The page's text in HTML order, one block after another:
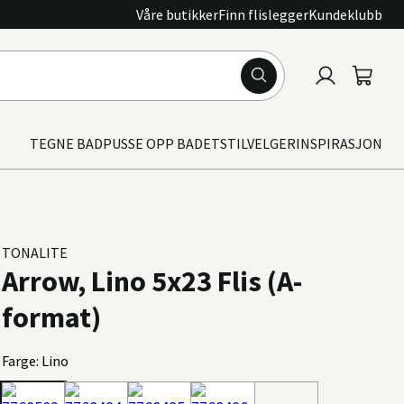
Våre butikkerFinn flisleggerKundeklubb
TEGNE BADPUSSE OPP BADETSTILVELGERINSPIRASJON
TONALITE
Arrow, Lino 5x23 Flis (A-
format)
Farge: Lino